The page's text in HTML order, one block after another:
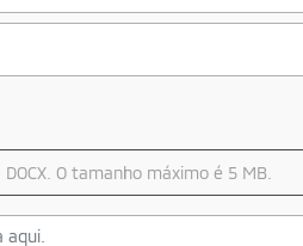
O tamanho máximo é 5 MB.